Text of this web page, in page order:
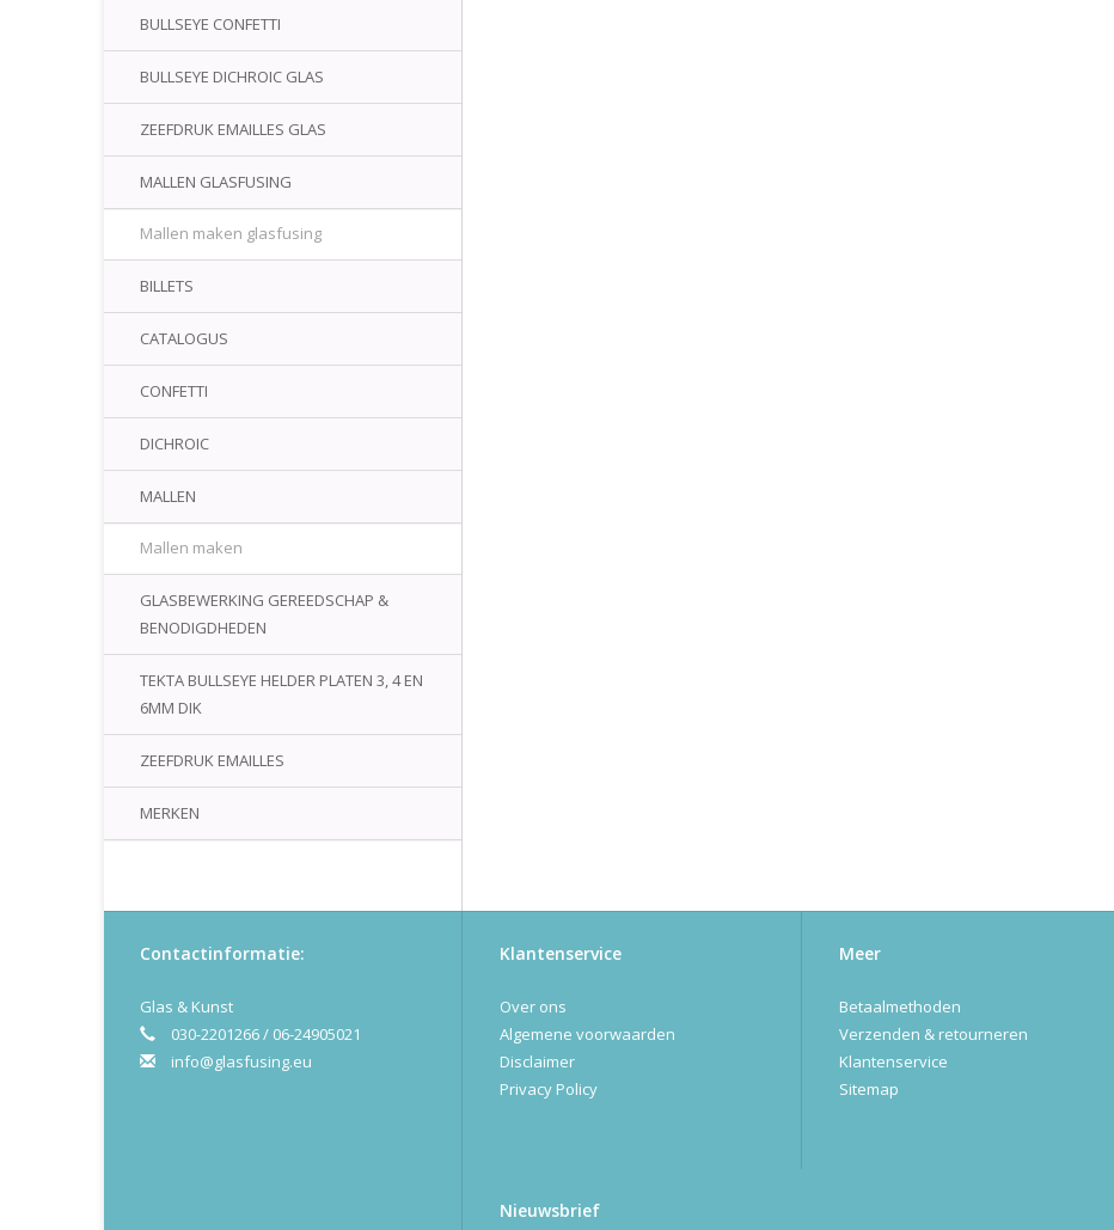
BULLSEYE CONFETTI
BULLSEYE DICHROIC GLAS
ZEEFDRUK EMAILLES GLAS
MALLEN GLASFUSING
Mallen maken glasfusing
BILLETS
CATALOGUS
CONFETTI
DICHROIC
MALLEN
Mallen maken
GLASBEWERKING GEREEDSCHAP &
BENODIGDHEDEN
TEKTA BULLSEYE HELDER PLATEN 3, 4 EN
6MM DIK
ZEEFDRUK EMAILLES
MERKEN
Contactinformatie:
Glas & Kunst
030-2201266 / 06-24905021
info@glasfusing.eu
Klantenservice
Over ons
Algemene voorwaarden
Disclaimer
Privacy Policy
Meer
Betaalmethoden
Verzenden & retourneren
Klantenservice
Sitemap
Nieuwsbrief